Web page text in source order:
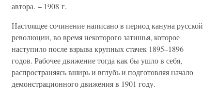
автора. – 1908 г.
Настоящее сочинение написано в период кануна русской
революции, во время некоторого затишья, которое
наступило после взрыва крупных стачек 1895–1896
годов. Рабочее движение тогда как бы ушло в себя,
распространяясь вширь и вглубь и подготовляя начало
демонстрационного движения в 1901 году.